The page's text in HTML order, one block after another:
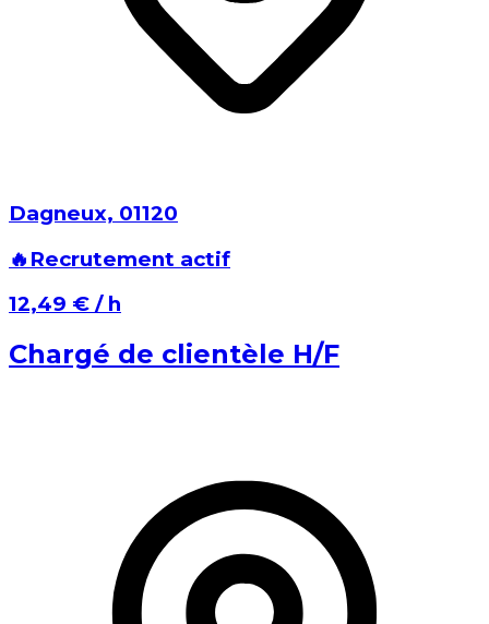
Dagneux⁩, ⁨01120⁩
🔥 Recrutement actif
⁨12,49 €⁩ / h
Chargé de clientèle H/F